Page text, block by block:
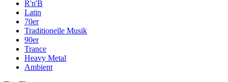
R'n'B
Latin
70er
Traditionelle Musik
90er
Trance
Heavy Metal
Ambient